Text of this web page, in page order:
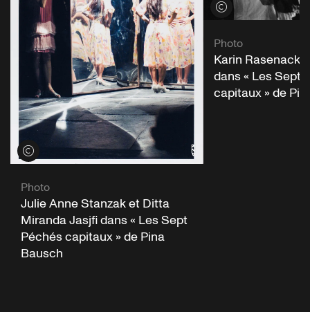
Voir les crédits
Photo
Julie Anne Stanzak et Ditta
Miranda Jasjfi dans « Les Sept
Péchés capitaux » de Pina
Bausch
Voir les crédits
Photo
Karin Rasenack
dans « Les Sept
capitaux » de